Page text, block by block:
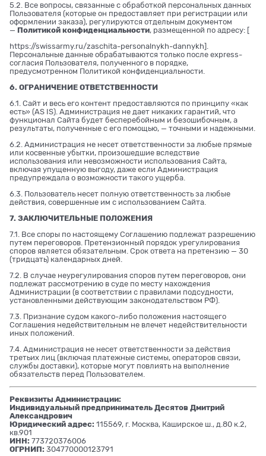
5.2. Все вопросы, связанные с обработкой персональных данных
Пользователя (которые он предоставляет при регистрации или
оформлении заказа), регулируются отдельным документом
— Политикой конфиденциальности, размещенной по адресу: [
https://swissarmy.ru/zaschita-personalnykh-dannykh].
Персональные данные обрабатываются только после express-
согласия Пользователя, полученного в порядке,
предусмотренном Политикой конфиденциальности.
6. ОГРАНИЧЕНИЕ ОТВЕТСТВЕННОСТИ
6.1. Сайт и весь его контент предоставляются по принципу «как
есть» (AS IS). Администрация не дает никаких гарантий, что
функционал Сайта будет бесперебойным и безошибочным, а
результаты, полученные с его помощью, — точными и надежными.
6.2. Администрация не несет ответственности за любые прямые
или косвенные убытки, произошедшие вследствие
использования или невозможности использования Сайта,
включая упущенную выгоду, даже если Администрация
предупреждала о возможности такого ущерба.
6.3. Пользователь несет полную ответственность за любые
действия, совершенные им с использованием Сайта.
7. ЗАКЛЮЧИТЕЛЬНЫЕ ПОЛОЖЕНИЯ
7.1. Все споры по настоящему Соглашению подлежат разрешению
путем переговоров. Претензионный порядок урегулирования
споров является обязательным. Срок ответа на претензию — 30
(тридцать) календарных дней.
7.2. В случае неурегулирования споров путем переговоров, они
подлежат рассмотрению в суде по месту нахождения
Администрации (в соответствии с правилами подсудности,
установленными действующим законодательством РФ).
7.3. Признание судом какого-либо положения настоящего
Соглашения недействительным не влечет недействительности
иных положений.
7.4. Администрация не несет ответственности за действия
третьих лиц (включая платежные системы, операторов связи,
службы доставки), которые могут повлиять на выполнение
обязательств перед Пользователем.
Реквизиты Администрации:
Индивидуальный предприниматель Десятов Дмитрий
Александрович
Юридический адрес: 115569, г. Москва, Каширское ш., д.80 к.2,
кв.901
ИНН: 773720376006
ОГРНИП: 304770000123791